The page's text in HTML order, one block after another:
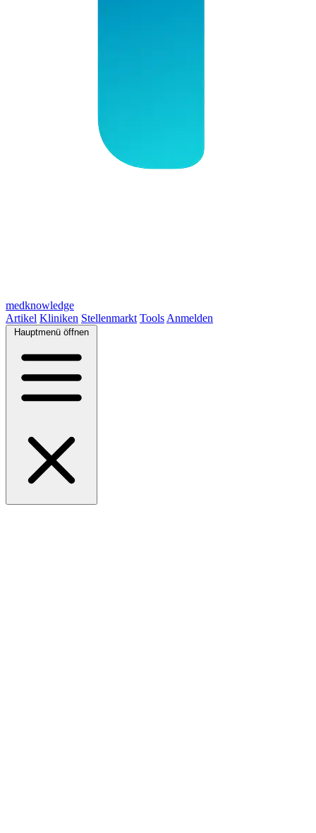
medknowledge
Artikel Kliniken Stellenmarkt Tools Anmelden
Hauptmenü öffnen